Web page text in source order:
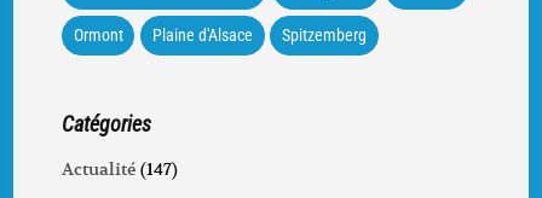
Ormont Plaine d'Alsace Spitzemberg
Catégories
Actualité (147)